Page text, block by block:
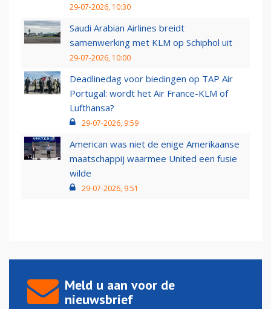
29-07-2026, 10:30
Saudi Arabian Airlines breidt
samenwerking met KLM op Schiphol uit
29-07-2026, 10:00
Deadlinedag voor biedingen op TAP Air
Portugal: wordt het Air France-KLM of
Lufthansa?
29-07-2026, 9:59
American was niet de enige Amerikaanse
maatschappij waarmee United een fusie
wilde
29-07-2026, 9:51
Meld u aan voor de
nieuwsbrief